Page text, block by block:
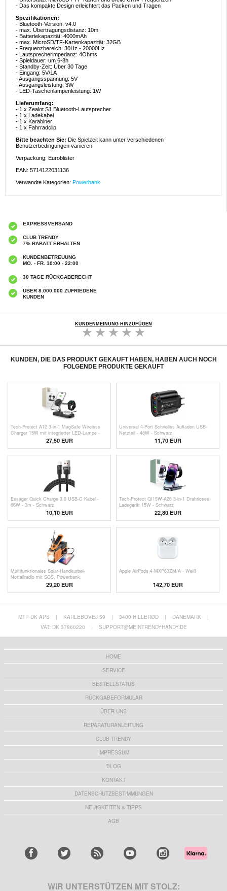
- Das kompakte Design erleichtert das Packen und Tragen
Spezifikationen:
- Bluetooth-Version: v4.0
- max. Übertragungsdistanz: 10m
- Batteriekapazität: 4000mAh
- max. MicroSD/TF-Kartenkapazität: 32GB
- Frequenzbereich: 30Hz - 20000Hz
- Lautsprecherimpedanz: 4Ohms
- Spieldauer: um 6-8h
- Standby-Zeit: Über 30 Tage
- Eingang: 5V/1A
- Ausgangsspannung: 5V
- Ausgangsleistung: 3W
- LED-Taschenlampenleistung: 1W
Lieferumfang:
- 1 x Zealot S1 Bluetooth-Lautsprecher
- 1 x Ladekabel
- 1 x Karabiner
- 1 x Fahrradclip
Bitte beachten Sie: Die Spielzeit kann unter verschiedenen
Benutzerbedingungen variieren.
Verpackung: Euroblister
EAN: 5714122031136
Verwandte Kategorien: Powerbank
EXPRESSVERSAND
CLUB TRENDY
7% RABATT ERHALTEN
KUNDENBETREUUNG
MO. - FR. 10:00 - 22:00
30 TAGE RÜCKGABERECHT
ÜBER 8.000.000 ZUFRIEDENE
KUNDEN
KUNDENMEINUNG HINZUFÜGEN
KUNDEN, DIE DAS PRODUKT GEKAUFT HABEN, HABEN AUCH NOCH
FOLGENDE PRODUKTE GEKAUFT
Tech-Protect A12 3-in-1 MagSafe Wireless
Charger 15W mit integrierter LED-Lampe -
27,50EUR
Universal 4-Port Schnelles Aufladen USB-
Netzteil - 48W - Schwarz
11,70EUR
Essager Quick Charge 3.0 USB-C Kabel -
66W - 3m - Schwarz
10,10 EUR
Tech-Protect QI15W-A26 3-in-1 Drahtloses
Ladegerät 15W - Schwarz
22,80EUR
Multifunktionales Solar-Handkurbel-
Notfallradio mit SOS, Powerbank,
Taschenlampe HY-068
29,20EUR
Apple AirPods 4 MXP63ZM/A - Weiß
142,70EUR
MTP DK APS | KARLEBOVEJ 59 | 3400 HILLERØD | DÄNEMARK
|
VAT: DK 37860220
| SUPPORT@MEINTRENDYHANDY.DE
HOME
SERVICE
BESTELLSTATUS
RÜCKGABEFORMULAR
ÜBER UNS
REPARATURANLEITUNG
CLUB TRENDY
IMPRESSUM
BLOG
KONTAKT
DATENSCHUTZBESTIMMUNGEN
NEUIGKEITEN & TIPPS
AGB
WIR UNTERSTÜTZEN MIT STOLZ: